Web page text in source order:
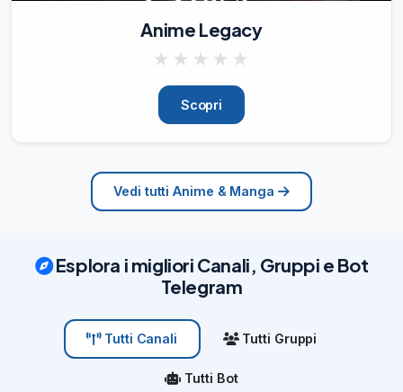
Anime Legacy
★ ★ ★ ★ ★
Scopri
Vedi tutti Anime & Manga
Esplora i migliori Canali, Gruppi e Bot
Telegram
Tutti Canali Tutti Gruppi
Tutti Bot